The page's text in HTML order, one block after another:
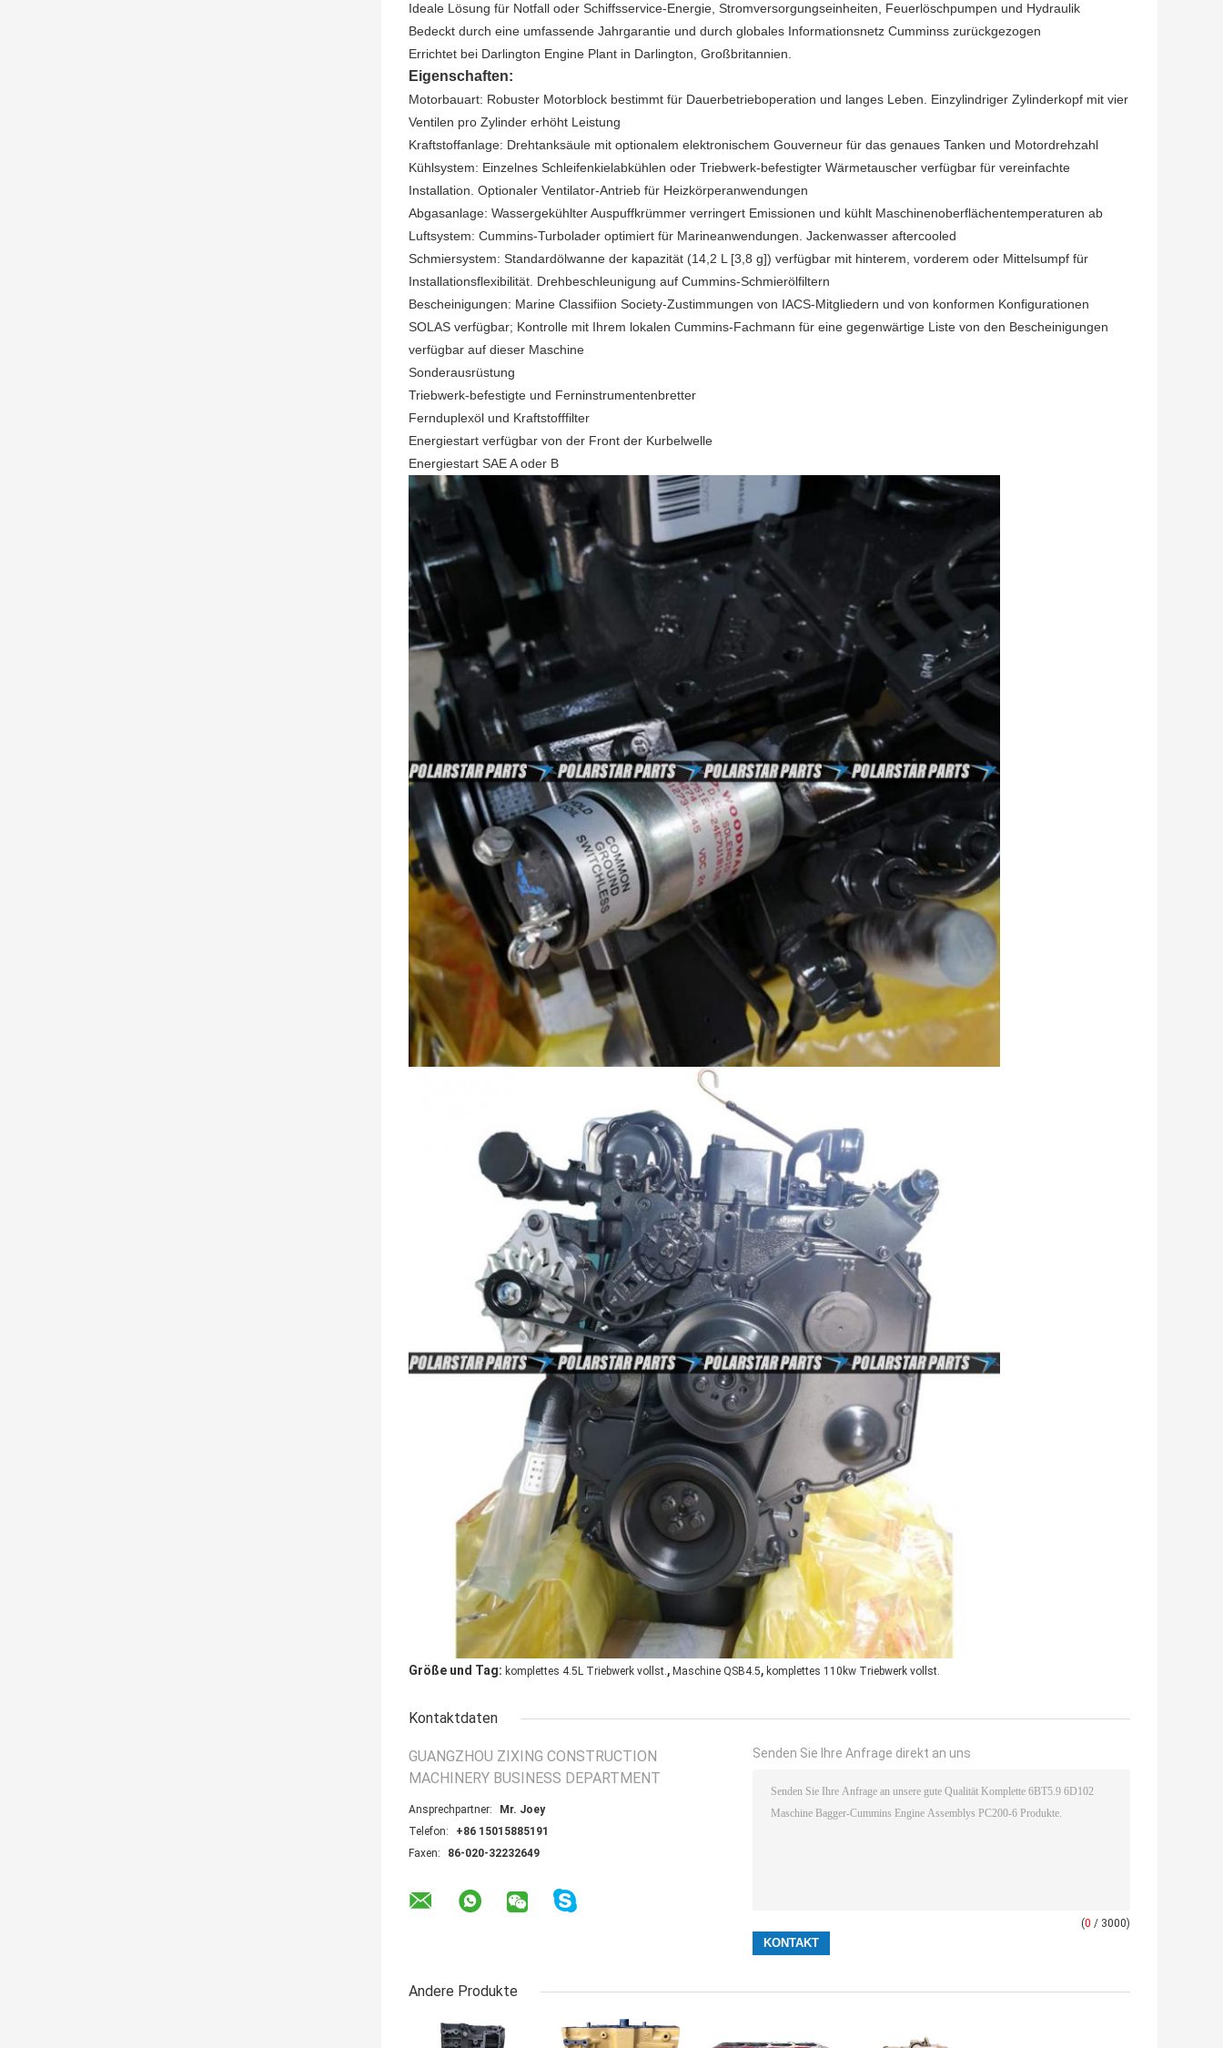
Ideale Lösung für Notfall oder Schiffsservice-Energie, Stromversorgungseinheiten, Feuerlöschpumpen und Hydraulik
Bedeckt durch eine umfassende Jahrgarantie und durch globales Informationsnetz Cumminss zurückgezogen
Errichtet bei Darlington Engine Plant in Darlington, Großbritannien.
Eigenschaften:
Motorbauart: Robuster Motorblock bestimmt für Dauerbetrieboperation und langes Leben. Einzylindriger Zylinderkopf mit vier
Ventilen pro Zylinder erhöht Leistung
Kraftstoffanlage: Drehtanksäule mit optionalem elektronischem Gouverneur für das genaues Tanken und Motordrehzahl
Kühlsystem: Einzelnes Schleifenkielabkühlen oder Triebwerk-befestigter Wärmetauscher verfügbar für vereinfachte
Installation. Optionaler Ventilator-Antrieb für Heizkörperanwendungen
Abgasanlage: Wassergekühlter Auspuffkrümmer verringert Emissionen und kühlt Maschinenoberflächentemperaturen ab
Luftsystem: Cummins-Turbolader optimiert für Marineanwendungen. Jackenwasser aftercooled
Schmiersystem: Standardölwanne der kapazität (14,2 L [3,8 g]) verfügbar mit hinterem, vorderem oder Mittelsumpf für
Installationsflexibilität. Drehbeschleunigung auf Cummins-Schmierölfiltern
Bescheinigungen: Marine Classifiion Society-Zustimmungen von IACS-Mitgliedern und von konformen Konfigurationen
SOLAS verfügbar; Kontrolle mit Ihrem lokalen Cummins-Fachmann für eine gegenwärtige Liste von den Bescheinigungen
verfügbar auf dieser Maschine
Sonderausrüstung
Triebwerk-befestigte und Ferninstrumentenbretter
Fernduplexöl und Kraftstofffilter
Energiestart verfügbar von der Front der Kurbelwelle
Energiestart SAE A oder B
Größe und Tag: komplettes 4.5L Triebwerk vollst., Maschine QSB4.5, komplettes 110kw Triebwerk vollst.
Kontaktdaten
GUANGZHOU ZIXING CONSTRUCTION
MACHINERY BUSINESS DEPARTMENT
Ansprechpartner:
Mr. Joey
Telefon:
+86 15015885191
Faxen:
86-020-32232649
Senden Sie Ihre Anfrage direkt an uns
(0 / 3000)
Andere Produkte